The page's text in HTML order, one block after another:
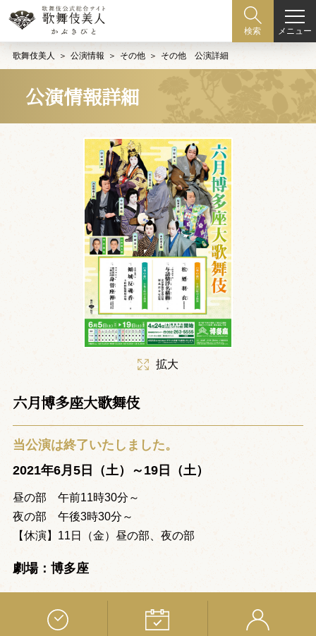
検索 メニュー
歌舞伎美人 公演情報 その他 その他 公演詳細
公演情報詳細
拡大
六月博多座大歌舞伎
当公演は終了いたしました。
2021年6月5日（土）～19日（土）
昼の部 午前11時30分～
夜の部 午後3時30分～
【休演】11日（金）昼の部、夜の部
劇場：博多座